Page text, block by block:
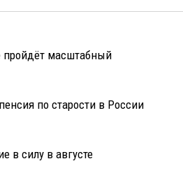
пройдёт масштабный
по старости в России
в силу в августе